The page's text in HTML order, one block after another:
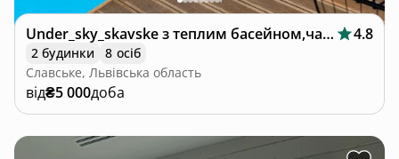
Under_sky_skavske з теплим басейном,чаном 4.8
2 будинки
8 осіб
Славське, Львівська область
від₴5 000доба